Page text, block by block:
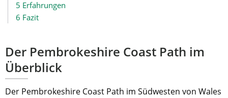
5 Erfahrungen
6 Fazit
Der Pembrokeshire Coast Path im
Überblick
Der Pembrokeshire Coast Path im Südwesten von Wales